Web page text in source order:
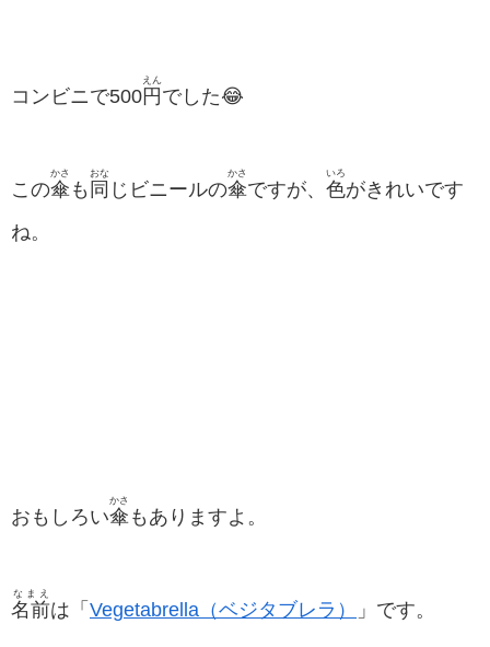
コンビニで500円
えん
でした😂
この傘
かさ
も 同
おな
じビニールの傘
かさ
ですが、 色
いろ
がきれいです
ね。
おもしろい傘
かさ
もありますよ。
名前
なまえ
は「 Vegetabrella（ベジタブレラ） 」です。